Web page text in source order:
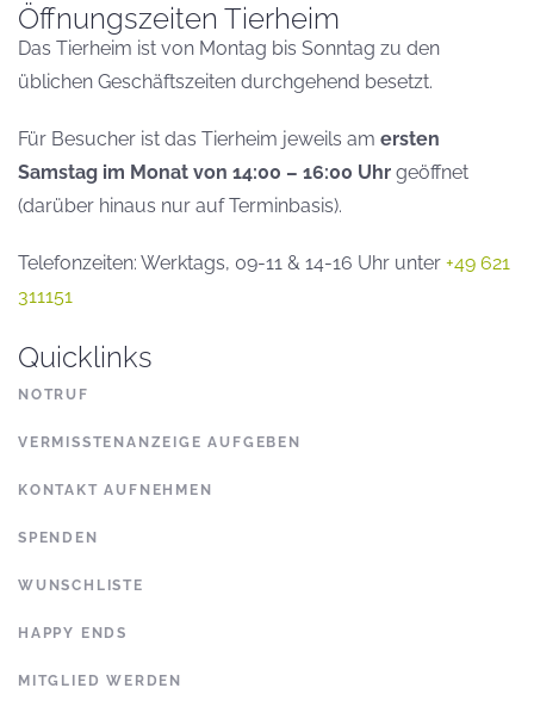
Öffnungszeiten Tierheim
Das Tierheim ist von Montag bis Sonntag zu den
üblichen Geschäftszeiten durchgehend besetzt.
Für Besucher ist das Tierheim jeweils am ersten
Samstag im Monat von 14:00 – 16:00 Uhr geöffnet
(darüber hinaus nur auf Terminbasis).
Telefonzeiten: Werktags, 09-11 & 14-16 Uhr unter +49 621
311151
Quicklinks
NOTRUF
VERMISSTENANZEIGE AUFGEBEN
KONTAKT AUFNEHMEN
SPENDEN
WUNSCHLISTE
HAPPY ENDS
MITGLIED WERDEN